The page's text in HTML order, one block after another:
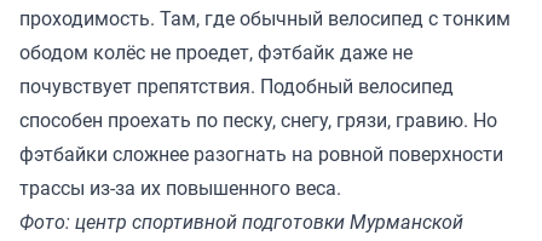
проходимость. Там, где обычный велосипед с тонким
ободом колёс не проедет, фэтбайк даже не
почувствует препятствия. Подобный велосипед
способен проехать по песку, снегу, грязи, гравию. Но
фэтбайки сложнее разогнать на ровной поверхности
трассы из-за их повышенного веса.
Фото: центр спортивной подготовки Мурманской